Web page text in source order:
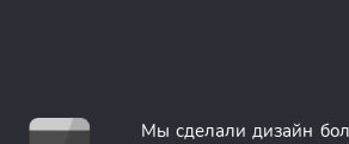
Мы сделали дизайн